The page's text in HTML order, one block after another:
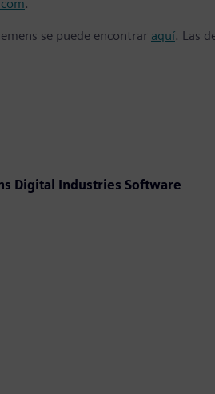
.
se puede encontrar aquí. Las
Digital Industries Software